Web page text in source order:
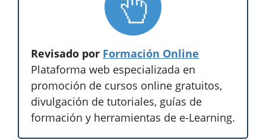
Revisado por Formación Online
Plataforma web especializada en
promoción de cursos online gratuitos,
divulgación de tutoriales, guías de
formación y herramientas de e-Learning.